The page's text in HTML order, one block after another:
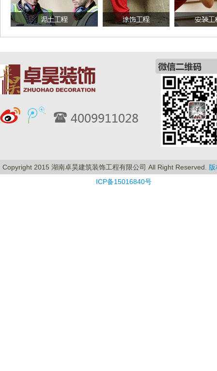
Copyright 2015 湖南卓昊建筑装饰工程有限公司 All Right Reserved.
ICP备15016840号